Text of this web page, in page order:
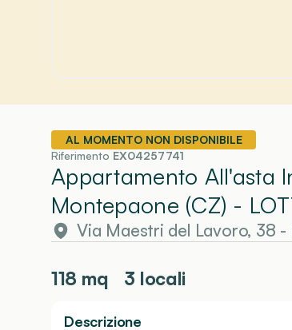
AL MOMENTO NON DISPONIBILE
Riferimento EX04257741
Appartamento All'asta
Montepaone (CZ) -
Via Maestri del Lavoro, 38
118 mq 3 locali
Descrizione